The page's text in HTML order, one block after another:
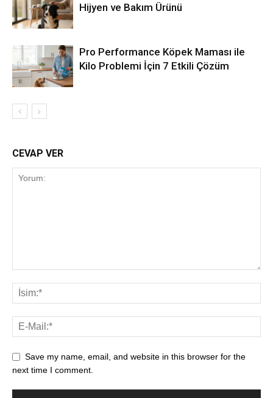
Hijyen ve Bakım Ürünü
Pro Performance Köpek Maması ile
Kilo Problemi İçin 7 Etkili Çözüm
CEVAP VER
Save my name, email, and website in this browser for the
next time I comment.